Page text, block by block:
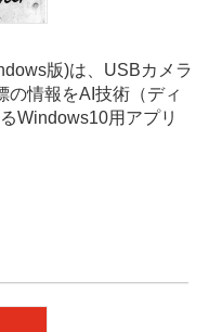
版)は、USBカメラ
の情報をAI技術（ディ
Windows10用アプリ